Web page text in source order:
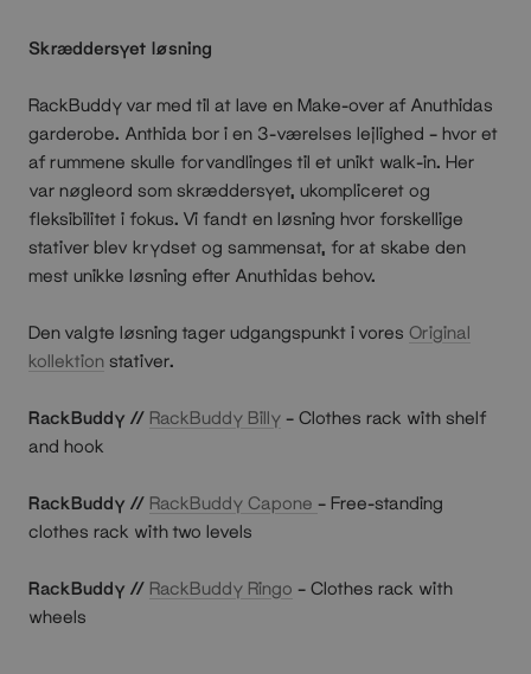
Skræddersyet løsning
RackBuddy var med til at lave en Make-over af Anuthidas
garderobe. Anthida bor i en 3-værelses lejlighed – hvor et
af rummene skulle forvandlinges til et unikt walk-in. Her
var nøgleord som skræddersyet, ukompliceret og
fleksibilitet i fokus. Vi fandt en løsning hvor forskellige
stativer blev krydset og sammensat, for at skabe den
mest unikke løsning efter Anuthidas behov.
Den valgte løsning tager udgangspunkt i vores Original
kollektion stativer.
RackBuddy // RackBuddy Billy – Clothes rack with shelf
and hook
RackBuddy // RackBuddy Capone – Free-standing
clothes rack with two levels
RackBuddy // RackBuddy Ringo – Clothes rack with
wheels